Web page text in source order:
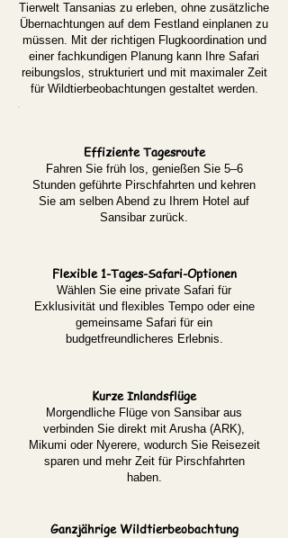
Tierwelt Tansanias zu erleben, ohne zusätzliche
Übernachtungen auf dem Festland einplanen zu
müssen. Mit der richtigen Flugkoordination und
einer fachkundigen Planung kann Ihre Safari
reibungslos, strukturiert und mit maximaler Zeit
für Wildtierbeobachtungen gestaltet werden.
Effiziente Tagesroute
Fahren Sie früh los, genießen Sie 5–6
Stunden geführte Pirschfahrten und kehren
Sie am selben Abend zu Ihrem Hotel auf
Sansibar zurück.
Flexible 1-Tages-Safari-Optionen
Wählen Sie eine private Safari für
Exklusivität und flexibles Tempo oder eine
gemeinsame Safari für ein
budgetfreundlicheres Erlebnis.
Kurze Inlandsflüge
Morgendliche Flüge von Sansibar aus
verbinden Sie direkt mit Arusha (ARK),
Mikumi oder Nyerere, wodurch Sie Reisezeit
sparen und mehr Zeit für Pirschfahrten
haben.
Ganzjährige Wildtierbeobachtung